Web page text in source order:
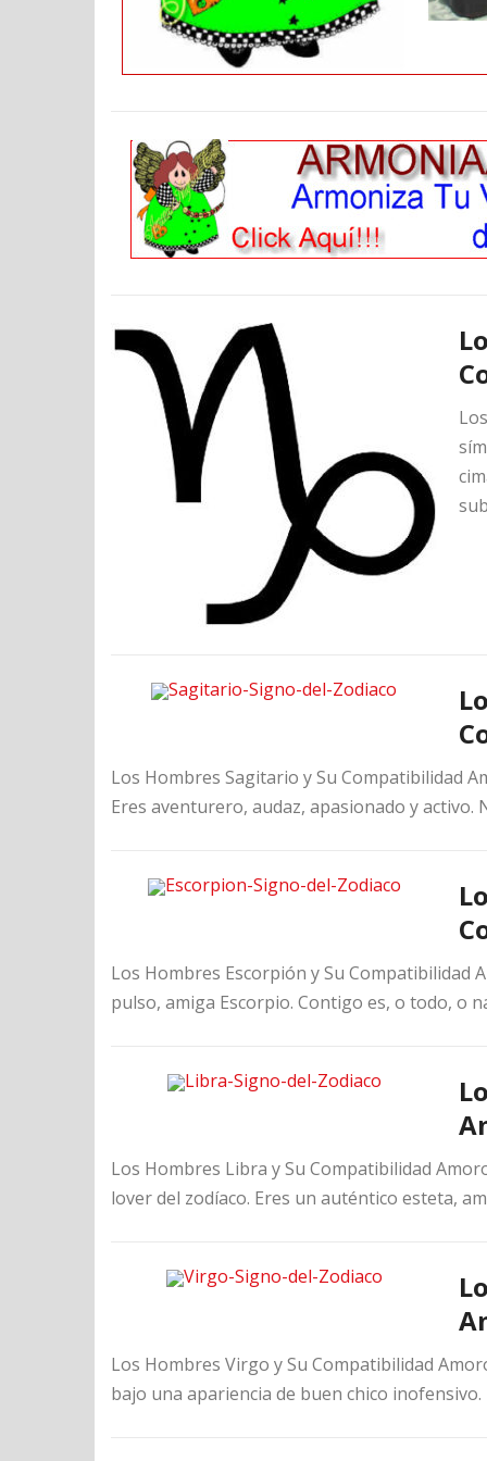
Los Hombres Sagitario y Su Compatibilidad
Eres aventurero, audaz, apasionado y
Los Hombres Escorpión y Su Compatibilidad
pulso, amiga Escorpio. Contigo es, o todo, o
Los Hombres Libra y Su Compatibilidad
lover del zodíaco. Eres un auténtico esteta,
Los Hombres Virgo y Su Compatibilidad
bajo una apariencia de buen chico